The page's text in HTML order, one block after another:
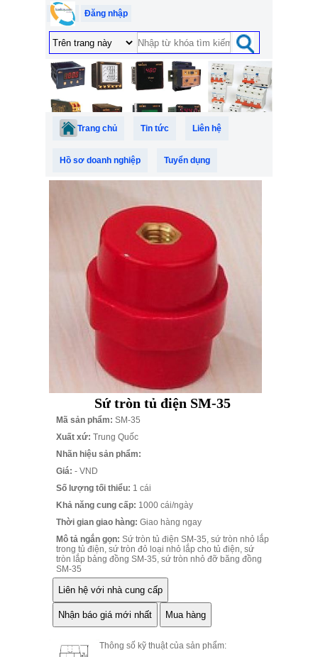
Đăng nhập
Trang chủ Tin tức Liên hệ
Hồ sơ doanh nghiệp Tuyển dụng
Sứ tròn tủ điện SM-35
Mã sản phẩm: SM-35
Xuất xứ: Trung Quốc
Nhãn hiệu sản phẩm:
Giá: - VND
Số lượng tối thiểu: 1 cái
Khả năng cung cấp: 1000 cái/ngày
Thời gian giao hàng: Giao hàng ngay
Mô tả ngắn gọn: Sứ tròn tủ điện SM-35, sứ tròn nhỏ lắp
trong tủ điện, sứ tròn đỏ loại nhỏ lắp cho tủ điện, sứ
tròn lắp bảng đồng SM-35, sứ tròn nhỏ đỡ băng đồng
SM-35
Thông số kỹ thuật của sản phẩm: